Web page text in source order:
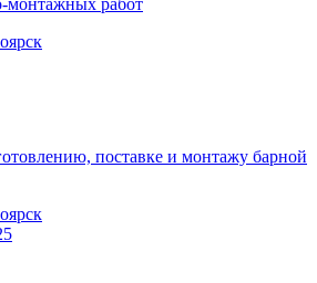
монтажных работ
поставке и монтажу барной